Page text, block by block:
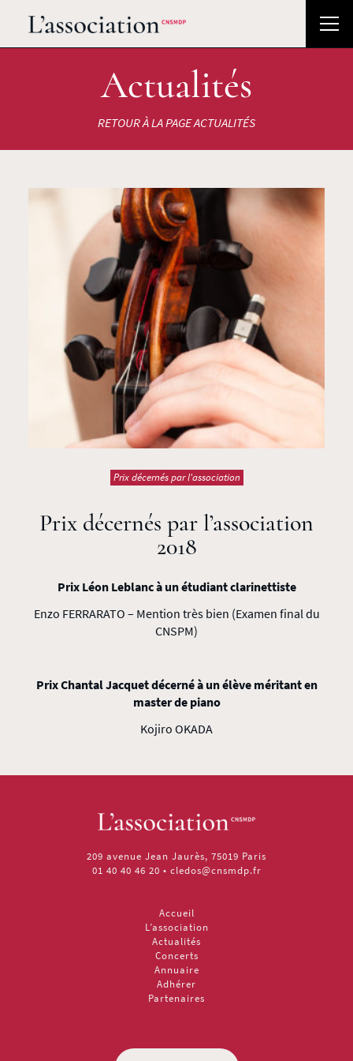
Actualités
RETOUR À LA PAGE ACTUALITÉS
Prix décernés par l'association
Prix décernés par l’association
2018
Prix Léon Leblanc à un étudiant clarinettiste
Enzo FERRARATO – Mention très bien (Examen final du
CNSPM)
Prix Chantal Jacquet décerné à un élève méritant en
master de piano
Kojiro OKADA
209 avenue Jean Jaurès, 75019 Paris
01 40 40 46 20 • cledos@cnsmdp.fr
Accueil
L’association
Actualités
Concerts
Annuaire
Adhérer
Partenaires